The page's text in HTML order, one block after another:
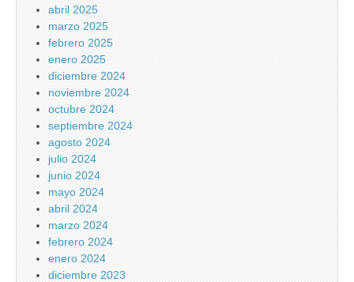
abril 2025
marzo 2025
febrero 2025
enero 2025
diciembre 2024
noviembre 2024
octubre 2024
septiembre 2024
agosto 2024
julio 2024
junio 2024
mayo 2024
abril 2024
marzo 2024
febrero 2024
enero 2024
diciembre 2023